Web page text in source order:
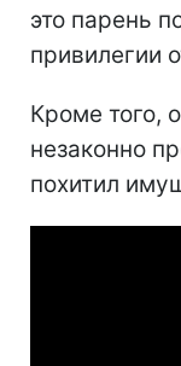
это парень
привилегии
Кроме того,
незаконно
похитил